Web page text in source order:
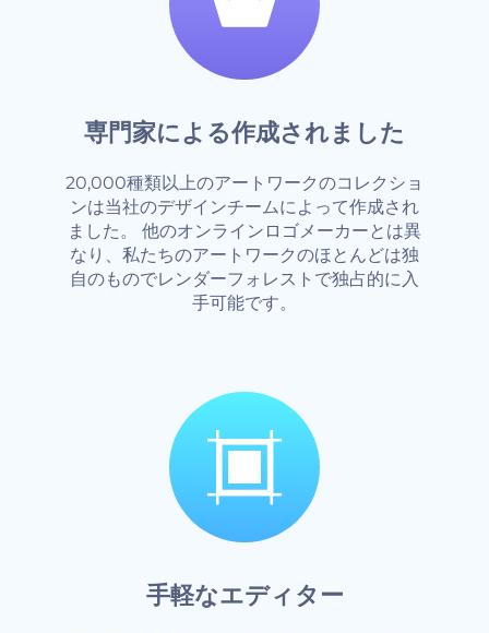
専門家による作成されました
20,000種類以上のアートワークのコレクショ
ンは当社のデザインチームによって作成され
ました。 他のオンラインロゴメーカーとは異
なり、私たちのアートワークのほとんどは独
自のものでレンダーフォレストで独占的に入
手可能です。
手軽なエディター